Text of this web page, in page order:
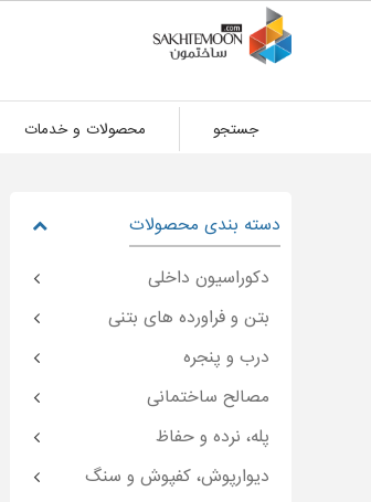
جستجو محصولات و خدمات
دسته بندی محصولات
دکوراسیون داخلی
بتن و فراورده های بتنی
درب و پنجره
مصالح ساختمانی
پله، نرده و حفاظ
دیوارپوش، کفپوش و سنگ